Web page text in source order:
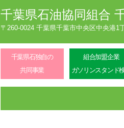
千葉県石油協同組合
〒260-0024 千葉県千葉市中央区中央港1
千葉県石独自の
共同事業
組合加盟企業
ガソリンスタンド